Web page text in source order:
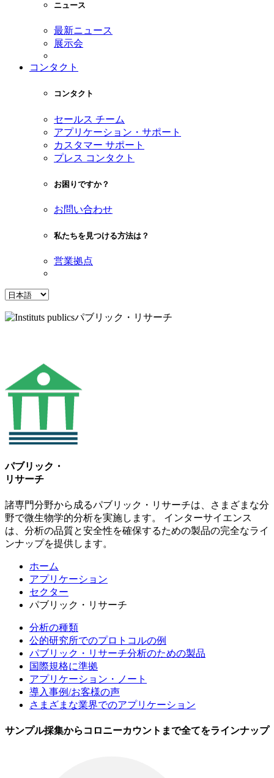
ニュース
最新ニュース
展示会
コンタクト
コンタクト
セールス チーム
アプリケーション・サポート
カスタマー サポート
プレス コンタクト
お困りですか？
お問い合わせ
私たちを見つける方法は？
営業拠点
パブリック・
リサーチ
諸専門分野から成るパブリック・リサーチは、さまざまな分
野で微生物学的分析を実施します。 インターサイエンス
は、分析の品質と安全性を確保するための製品の完全なライ
ンナップを提供します。
ホーム
アプリケーション
セクター
パブリック・リサーチ
分析の種類
公的研究所でのプロトコルの例
パブリック・リサーチ分析のための製品
国際規格に準拠
アプリケーション・ノート
導入事例/お客様の声
さまざまな業界でのアプリケーション
サンプル採集からコロニーカウントまで全てをラインナップ